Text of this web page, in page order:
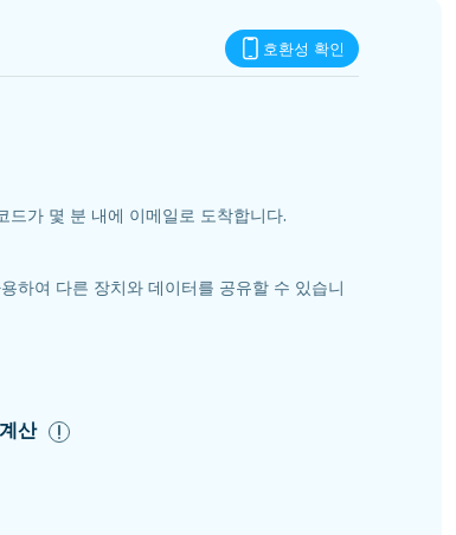
호환성 확인
가 몇 분 내에 이메일로 도착합니다.
하여 다른 장치와 데이터를 공유할 수 있습니
산